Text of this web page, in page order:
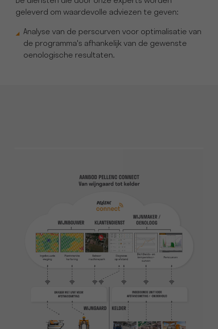
geleverd om waardevolle adviezen te geven:
Analyse van de perscurven voor optimalisatie van
de programma's afhankelijk van de gewenste
oenologische resultaten.